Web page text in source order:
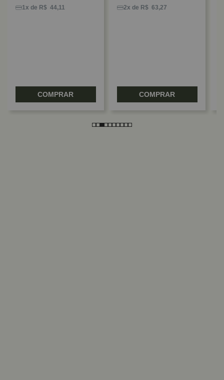
1x de R$ 44,11
COMPRAR
2x de R$ 63,27
COMPRAR